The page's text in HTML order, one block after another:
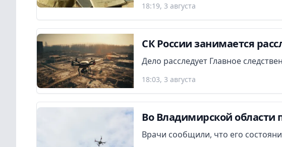
18:19, 3 августа
СК России занимается
Дело расследует Главное
18:03, 3 августа
Во Владимирской области
Врачи сообщили, что его